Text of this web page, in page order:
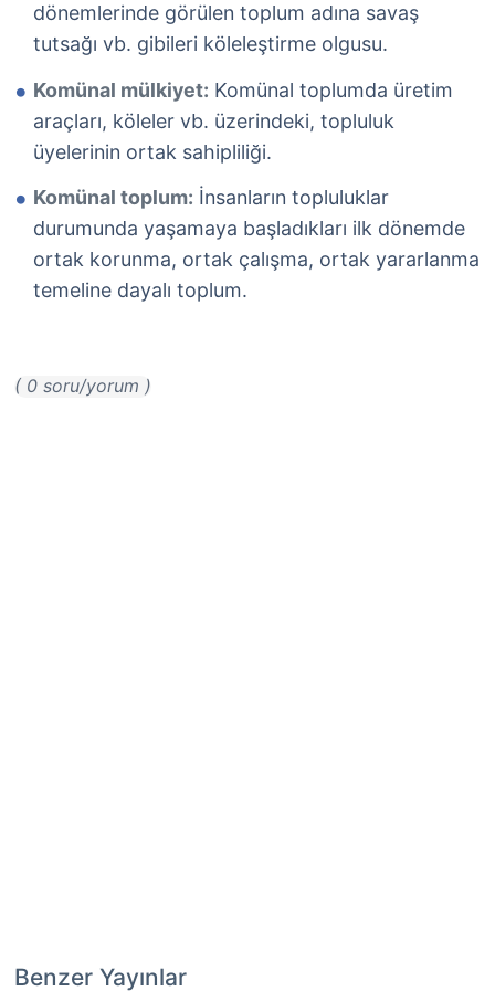
dönemlerinde görülen toplum adına savaş
tutsağı vb. gibileri köleleştirme olgusu.
Komünal mülkiyet: Komünal toplumda üretim
araçları, köleler vb. üzerindeki, topluluk
üyelerinin ortak sahipliliği.
Komünal toplum: İnsanların topluluklar
durumunda yaşamaya başladıkları ilk dönemde
ortak korunma, ortak çalışma, ortak yararlanma
temeline dayalı toplum.
( 0 soru/yorum )
Benzer Yayınlar